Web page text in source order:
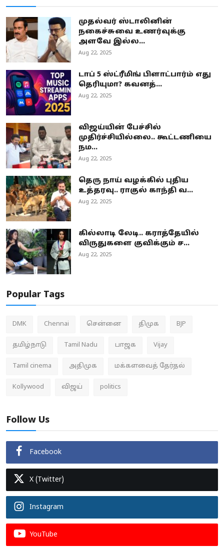
முதல்வர் ஸ்டாலினின்
நகைச்சுவை உணர்வுக்கு
அளவே இல்ல...
Aug 22, 2025
டாப் 5 ஸ்ட்ரீமிங் பிளாட்பார்ம் எது
தெரியுமா? கவனத்...
Aug 22, 2025
விஜய்யின் பேச்சில்
முதிர்ச்சியில்லை.. கூட்டணியை
நம...
Aug 22, 2025
தெரு நாய் வழக்கில் புதிய
உத்தரவு.. ராகுல் காந்தி வ...
Aug 22, 2025
கில்லாடி லேடி.. கராத்தேயில்
விருதுகளை குவிக்கும் ச...
Aug 22, 2025
Popular Tags
DMK Chennai சென்னை திமுக BJP
தமிழ்நாடு Tamil Nadu பாஜக Vijay
Tamil cinema அதிமுக மக்களவைத் தேர்தல்
Kollywood விஜய் politics
Follow Us
Facebook
X (Twitter)
Instagram
YouTube